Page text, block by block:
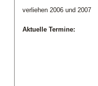
verliehen 2006 und 2007
Aktuelle Termine: